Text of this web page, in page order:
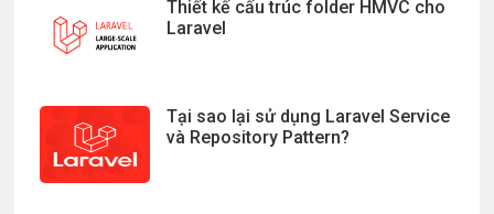
Thiết kế cấu trúc folder HMVC cho
Laravel
Tại sao lại sử dụng Laravel Service
và Repository Pattern?